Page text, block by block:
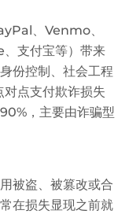
、Venmo、
支付宝等）带来
份控制、社会工程
点支付欺诈损失
，主要由诈骗型
被盗、被篡改或合
在损失显现之前就